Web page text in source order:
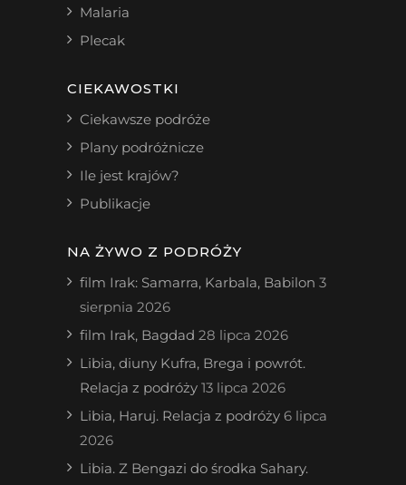
Malaria
Plecak
CIEKAWOSTKI
Ciekawsze podróże
Plany podróżnicze
Ile jest krajów?
Publikacje
NA ŻYWO Z PODRÓŻY
film Irak: Samarra, Karbala, Babilon 3
sierpnia 2026
film Irak, Bagdad 28 lipca 2026
Libia, diuny Kufra, Brega i powrót.
Relacja z podróży 13 lipca 2026
Libia, Haruj. Relacja z podróży 6 lipca
2026
Libia. Z Bengazi do środka Sahary.